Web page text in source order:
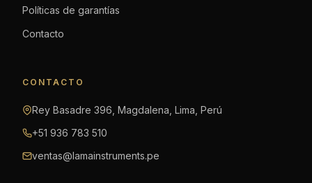
Políticas de garantías
Contacto
CONTACTO
Rey Basadre 396, Magdalena, Lima, Perú
+51 936 783 510
ventas@lamainstruments.pe